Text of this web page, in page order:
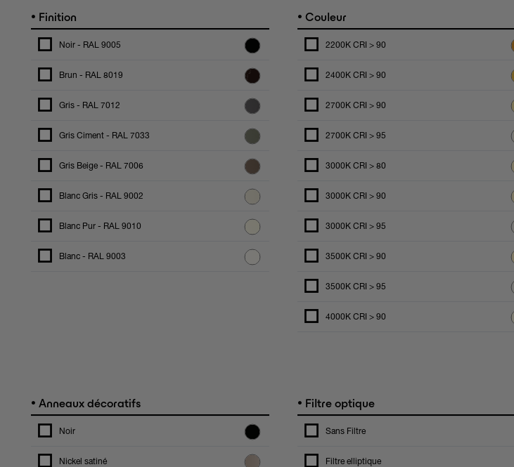
• Finition
Noir - RAL 9005
Brun - RAL 8019
Gris - RAL 7012
Gris Ciment - RAL 7033
Gris Beige - RAL 7006
Blanc Gris - RAL 9002
Blanc Pur - RAL 9010
Blanc - RAL 9003
• Couleur
2200K CRI > 90
2400K CRI > 90
2700K CRI > 90
2700K CRI > 95
3000K CRI > 80
3000K CRI > 90
3000K CRI > 95
3500K CRI > 90
3500K CRI > 95
4000K CRI > 90
• Anneaux décoratifs
Noir
Nickel satiné
• Filtre optique
Sans Filtre
Filtre elliptique